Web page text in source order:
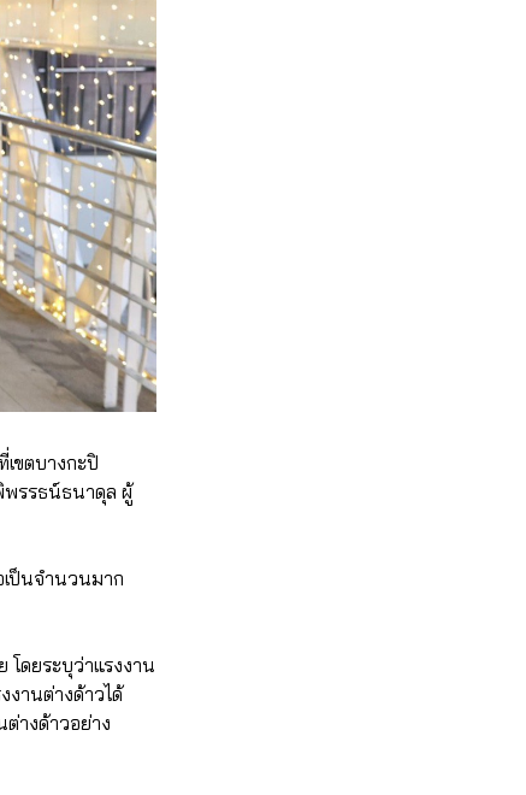
ขตบางกะปิ
พรรธน์ธนาดุล ผู้
เป็นจำนวนมาก
ดยระบุว่าแรงงาน
งานต่างด้าวได้
างด้าวอย่าง